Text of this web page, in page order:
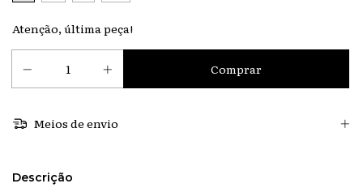
Atenção, última peça!
Meios de envio
Descrição